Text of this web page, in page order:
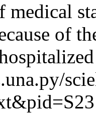
medical
of